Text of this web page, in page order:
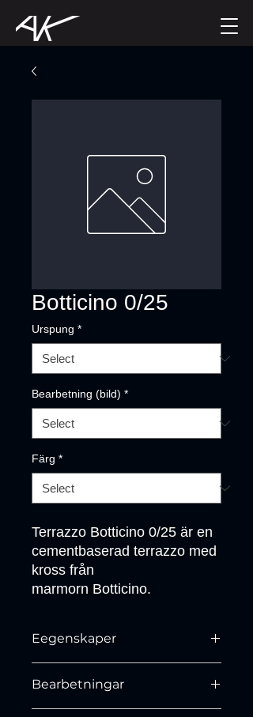
Botticino 0/25
Urspung *
Bearbetning (bild) *
Färg *
Terrazzo Botticino 0/25 är en
cementbaserad terrazzo med
kross från
marmorn Botticino.
Eegenskaper
Bearbetningar